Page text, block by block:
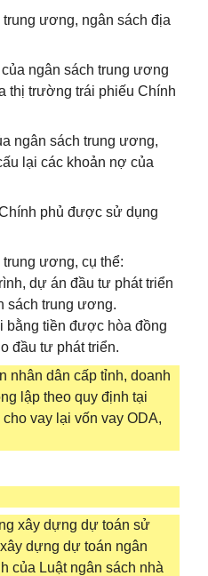
ương, ngân sách địa
ngân sách trung ương
thị trường trái phiếu Chính
ngân sách trung ương,
lại các khoản nợ của
phủ được sử dụng
ương, cụ thể:
dự án đầu tư phát triển
sách trung ương.
bằng tiền được hòa đồng
đầu tư phát triển.
nhân dân cấp tỉnh, doanh
lập theo quy định tại
vay lại vốn vay ODA,
xây dựng dự toán sử
dựng dự toán ngân
của Luật ngân sách nhà